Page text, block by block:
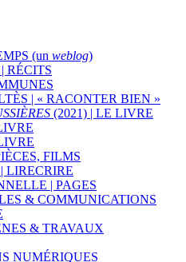
(un weblog)
RÉCITS
| « RACONTER BIEN »
(2021) | LE LIVRE
FILMS
LIRECRIRE
| PAGES
& COMMUNICATIONS
& TRAVAUX
NUMÉRIQUES